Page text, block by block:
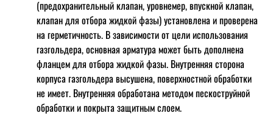
(предохранительный клапан, уровнемер, впускной клапан,
клапан для отбора жидкой фазы) установлена и проверена
на герметичность. В зависимости от цели использования
газгольдера, основная арматура может быть дополнена
фланцем для отбора жидкой фазы. Внутренняя сторона
корпуса газгольдера высушена, поверхностной обработки
не имеет. Внутренняя обработана методом пескоструйной
обработки и покрыта защитным слоем.